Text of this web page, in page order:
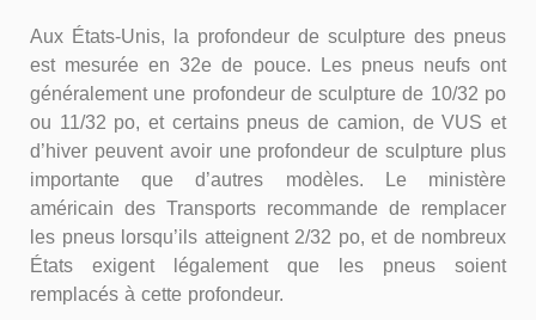
Aux États-Unis, la profondeur de sculpture des pneus
est mesurée en 32e de pouce. Les pneus neufs ont
généralement une profondeur de sculpture de 10/32 po
ou 11/32 po, et certains pneus de camion, de VUS et
d’hiver peuvent avoir une profondeur de sculpture plus
importante que d’autres modèles. Le ministère
américain des Transports recommande de remplacer
les pneus lorsqu’ils atteignent 2/32 po, et de nombreux
États exigent légalement que les pneus soient
remplacés à cette profondeur.